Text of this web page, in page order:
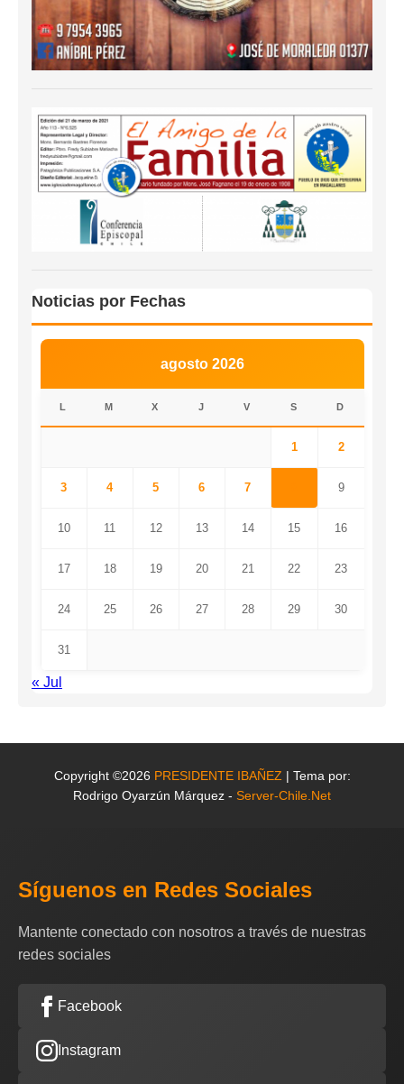
Noticias por Fechas
agosto 2026
L M X J V S D
1 2
3 4 5 6 7 9
10 11 12 13 14 15 16
17 18 19 20 21 22 23
24 25 26 27 28 29 30
31
« Jul
Copyright ©2026 PRESIDENTE IBAÑEZ | Tema por:
Rodrigo Oyarzún Márquez - Server-Chile.Net
Síguenos en Redes Sociales
Mantente conectado con nosotros a través de nuestras
redes sociales
Facebook
Instagram